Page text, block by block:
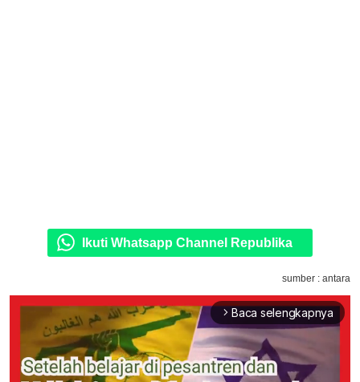
Ikuti Whatsapp Channel Republika
sumber : antara
arrow_forward_ios Baca selengkapnya